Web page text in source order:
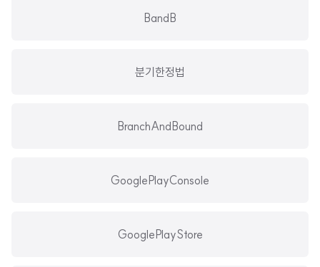
BandB
분기한정법
BranchAndBound
GooglePlayConsole
GooglePlayStore